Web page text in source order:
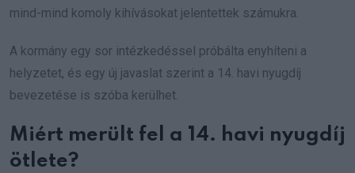
mind-mind komoly kihívásokat jelentettek számukra.
A kormány egy sor intézkedéssel próbálta enyhíteni a
helyzetet, és egy új javaslat szerint a 14. havi nyugdíj
bevezetése is szóba kerülhet.
Miért merült fel a 14. havi nyugdíj
ötlete?